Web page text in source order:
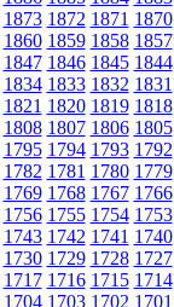
1873 1872 1871 1870
1860 1859 1858 1857
1847 1846 1845 1844
1834 1833 1832 1831
1821 1820 1819 1818
1808 1807 1806 1805
1795 1794 1793 1792
1782 1781 1780 1779
1769 1768 1767 1766
1756 1755 1754 1753
1743 1742 1741 1740
1730 1729 1728 1727
1717 1716 1715 1714
1704 1703 1702 1701